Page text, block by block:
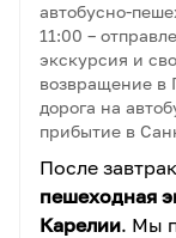
автобусно-
11:00 –
экскурсия и
возвращение в
дорога на
прибытие в
После
пешеходная
Карелии. Мы